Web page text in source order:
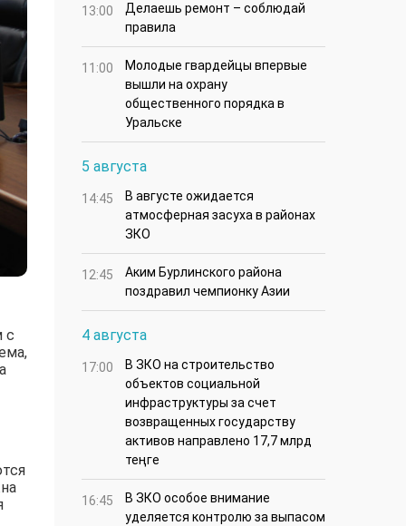
с
13:00
Делаешь ремонт – соблюдай
правила
11:00
Молодые гвардейцы впервые
вышли на охрану
общественного порядка в
Уральске
5 августа
14:45
В августе ожидается
атмосферная засуха в районах
ЗКО
12:45
Аким Бурлинского района
поздравил чемпионку Азии
4 августа
17:00
В ЗКО на строительство
объектов социальной
инфраструктуры за счет
возвращенных государству
активов направлено 17,7 млрд
теңге
16:45
В ЗКО особое внимание
уделяется контролю за выпасом